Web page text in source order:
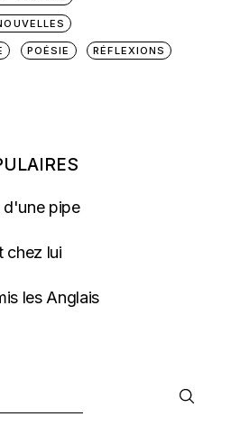
POÉSIE RÉFLEXIONS
d'une pipe
chez lui
les Anglais